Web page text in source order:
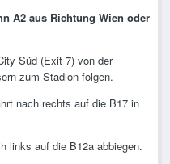
A2 aus Richtung Wien oder
Süd (Exit 7) von der
zum Stadion folgen.
nach rechts auf die B17 in
links auf die B12a abbiegen.